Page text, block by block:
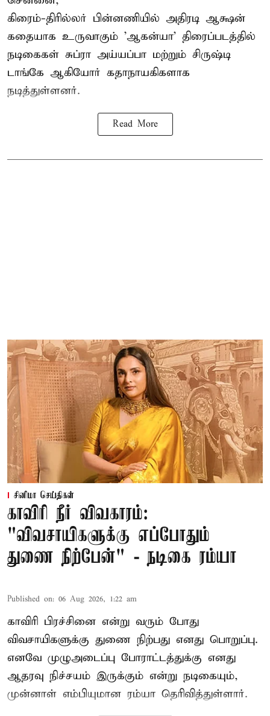
கிரைம்-திரில்லர் பின்னணியில் அதிரடி ஆக்ஷன்
கதையாக உருவாகும் 'ஆகன்யா' திரைப்படத்தில்
நடிகைகள் சுப்ரா அய்யப்பா மற்றும் சிருஷ்டி
டாங்கே ஆகியோர் கதாநாயகிகளாக
நடித்துள்ளனர்.
Read More
சினிமா செய்திகள்
காவிரி நீர் விவகாரம்:
"விவசாயிகளுக்கு எப்போதும்
துணை நிற்பேன்" - நடிகை ரம்யா
Published on: 06 Aug 2026, 1:22 am
காவிரி பிரச்சினை என்று வரும் போது
விவசாயிகளுக்கு துணை நிற்பது எனது பொறுப்பு.
எனவே முழுஅடைப்பு போராட்டத்துக்கு எனது
ஆதரவு நிச்சயம் இருக்கும் என்று நடிகையும்,
முன்னாள் எம்பியுமான ரம்யா தெரிவித்துள்ளார்.